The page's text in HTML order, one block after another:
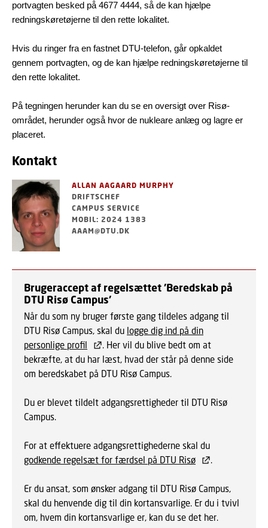
portvagten besked på 4677 4444, så de kan hjælpe
redningskøretøjerne til den rette lokalitet.
Hvis du ringer fra en fastnet DTU-telefon, går opkaldet
gennem portvagten, og de kan hjælpe redningskøretøjerne til
den rette lokalitet.
På tegningen herunder kan du se en oversigt over Risø-
området, herunder også hvor de nukleare anlæg og lagre er
placeret.
Kontakt
ALLAN AAGAARD MURPHY
DRIFTSCHEF
CAMPUS SERVICE
MOBIL: 2024 1383
AAAM@DTU.DK
Brugeraccept af regelsættet ’Beredskab på
DTU Risø Campus’
Når du som ny bruger første gang tildeles adgang til
DTU Risø Campus, skal du logge dig ind på din
personlige profil
. Her vil du blive bedt om at
bekræfte, at du har læst, hvad der står på denne side
om beredskabet på DTU Risø Campus.
Du er blevet tildelt adgangsrettigheder til DTU Risø
Campus.
For at effektuere adgangsrettighederne skal du
godkende regelsæt for færdsel på DTU Risø
.
Er du ansat, som ønsker adgang til DTU Risø Campus,
skal du henvende dig til din kortansvarlige. Er du i tvivl
om, hvem din kortansvarlige er, kan du se det her.